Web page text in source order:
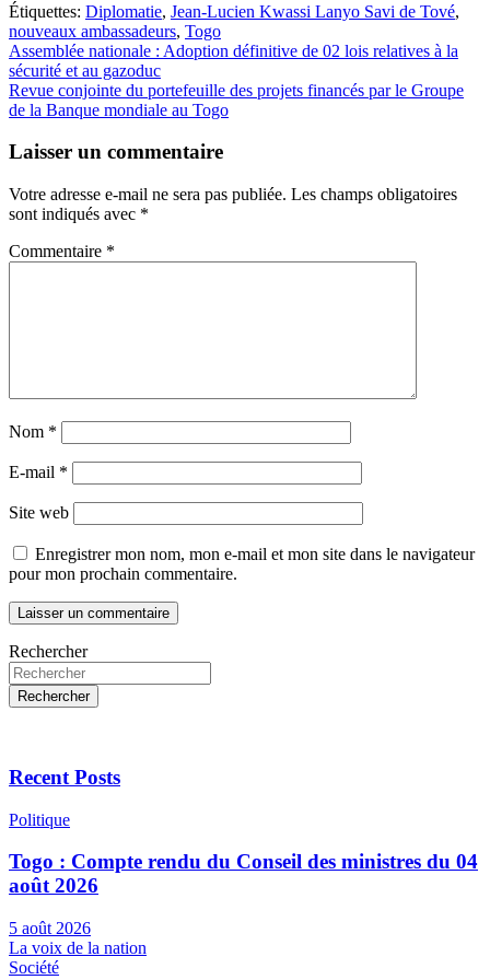
Étiquettes: Diplomatie, Jean-Lucien Kwassi Lanyo Savi de Tové,
nouveaux ambassadeurs, Togo
Navigation
de
l’article
Assemblée nationale : Adoption définitive de 02 lois relatives à la
sécurité et au gazoduc
Revue conjointe du portefeuille des projets financés par le Groupe
de la Banque mondiale au Togo
Laisser un commentaire
Votre adresse e-mail ne sera pas publiée. Les champs obligatoires
sont indiqués avec *
Commentaire *
Nom *
E-mail *
Site web
Enregistrer mon nom, mon e-mail et mon site dans le navigateur
pour mon prochain commentaire.
Rechercher
Rechercher
Recent Posts
Politique
Togo : Compte rendu du Conseil des ministres du 04
août 2026
5 août 2026
La voix de la nation
Société